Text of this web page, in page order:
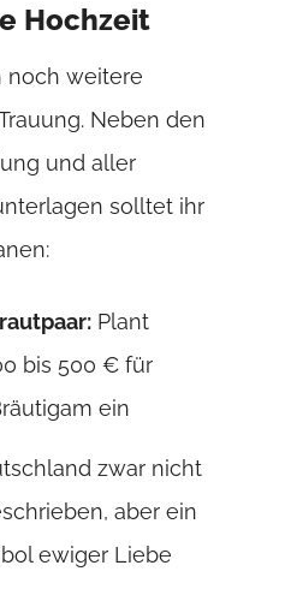
Hochzeit
noch weitere
Neben den
und aller
solltet ihr
Plant
bis 500 € für
ein
zwar nicht
aber ein
ewiger Liebe